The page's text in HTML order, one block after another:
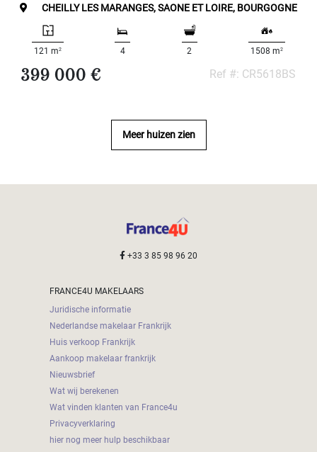
CHEILLY LES MARANGES, SAONE ET LOIRE, BOURGOGNE
121 m2 4 2 1508 m2
399 000 € Ref #: CR5618BS
Meer huizen zien
+33 3 85 98 96 20
FRANCE4U MAKELAARS
Juridische informatie
Nederlandse makelaar Frankrijk
Huis verkoop Frankrijk
Aankoop makelaar frankrijk
Nieuwsbrief
Wat wij berekenen
Wat vinden klanten van France4u
Privacyverklaring
hier nog meer hulp beschikbaar